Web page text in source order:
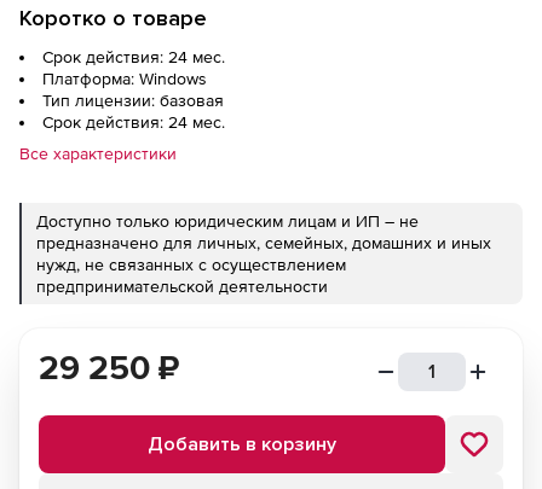
Коротко о товаре
Срок действия: 24 мес.
Платформа: Windows
Тип лицензии: базовая
Срок действия: 24 мес.
Все характеристики
Доступно только юридическим лицам и ИП – не
предназначено для личных, семейных, домашних и иных
нужд, не связанных с осуществлением
предпринимательской деятельности
29 250 ₽
Добавить в корзину